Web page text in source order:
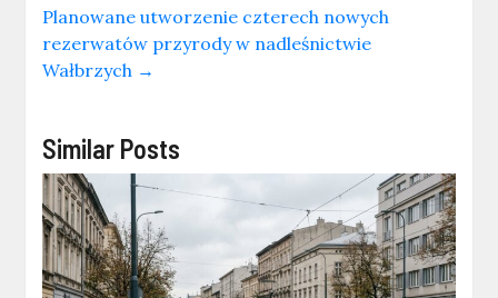
Planowane utworzenie czterech nowych
rezerwatów przyrody w nadleśnictwie
Wałbrzych →
Similar Posts